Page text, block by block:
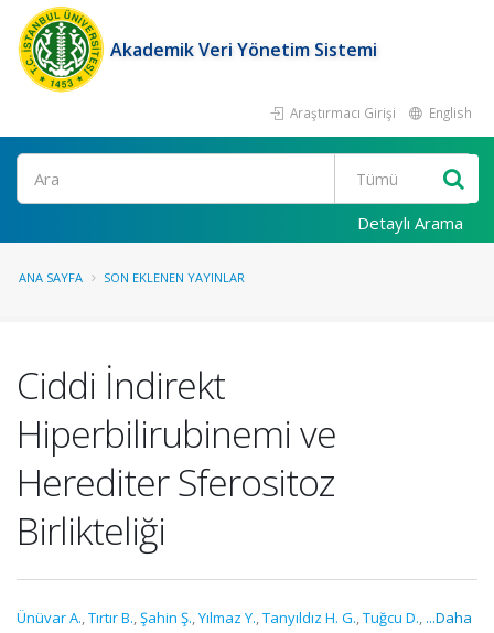
Akademik Veri Yönetim Sistemi
Araştırmacı Girişi English
Ara
Detaylı Arama
ANA SAYFA SON EKLENEN YAYINLAR
Ciddi İndirekt
Hiperbilirubinemi ve
Herediter Sferositoz
Birlikteliği
Ünüvar A.,Tırtır B.,Şahin Ş.,Yılmaz Y.,Tanyıldız H. G.,Tuğcu D., ...Daha